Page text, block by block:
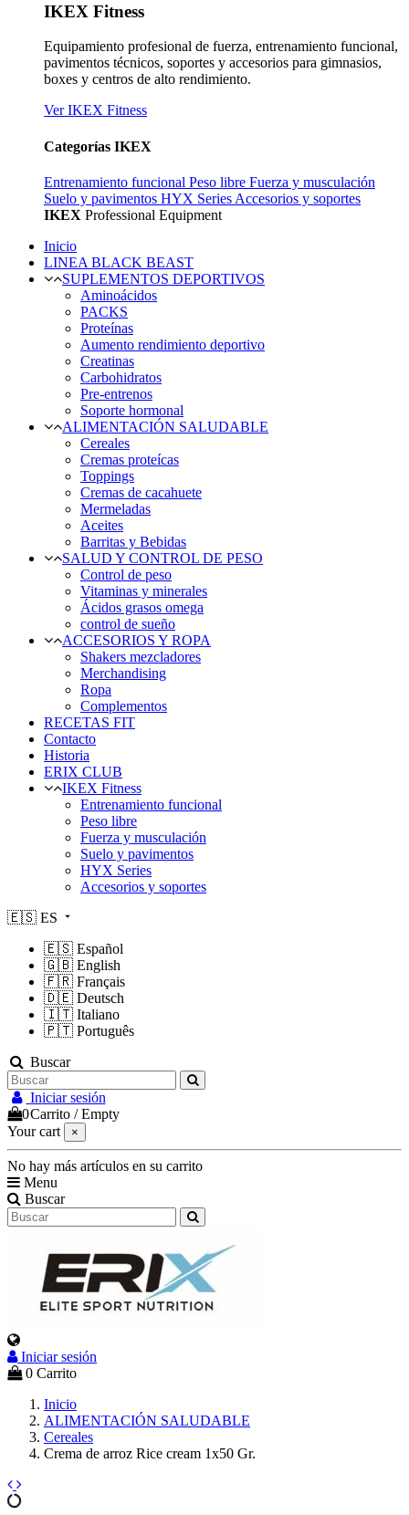
IKEX Fitness
Equipamiento profesional de fuerza, entrenamiento funcional,
pavimentos técnicos, soportes y accesorios para gimnasios,
boxes y centros de alto rendimiento.
Ver IKEX Fitness
Categorías IKEX
Entrenamiento funcional Peso libre Fuerza y musculación
Suelo y pavimentos HYX Series Accesorios y soportes
IKEX Professional Equipment
Inicio
LINEA BLACK BEAST
SUPLEMENTOS DEPORTIVOS
Aminoácidos
PACKS
Proteínas
Aumento rendimiento deportivo
Creatinas
Carbohidratos
Pre-entrenos
Soporte hormonal
ALIMENTACIÓN SALUDABLE
Cereales
Cremas proteícas
Toppings
Cremas de cacahuete
Mermeladas
Aceites
Barritas y Bebidas
SALUD Y CONTROL DE PESO
Control de peso
Vitaminas y minerales
Ácidos grasos omega
control de sueño
ACCESORIOS Y ROPA
Shakers mezcladores
Merchandising
Ropa
Complementos
RECETAS FIT
Contacto
Historia
ERIX CLUB
IKEX Fitness
Entrenamiento funcional
Peso libre
Fuerza y musculación
Suelo y pavimentos
HYX Series
Accesorios y soportes
🇪🇸 ES
🇪🇸 Español
🇬🇧 English
🇫🇷 Français
🇩🇪 Deutsch
🇮🇹 Italiano
🇵🇹 Português
Buscar
Iniciar sesión
0Carrito /Empty
Your cart
×
No hay más artículos en su carrito
Menu
Buscar
Select Language
Iniciar sesión
0 Carrito
Inicio
ALIMENTACIÓN SALUDABLE
Cereales
Crema de arroz Rice cream 1x50 Gr.